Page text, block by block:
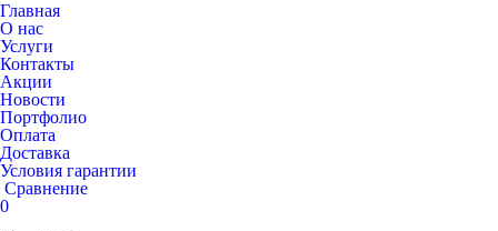
Главная
О нас
Услуги
Контакты
Акции
Новости
Портфолио
Оплата
Доставка
Условия гарантии
Сравнение
0